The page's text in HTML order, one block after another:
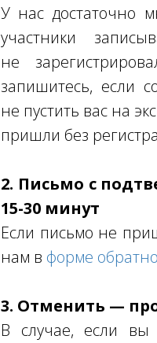
У нас достаточно
участники
не
запишитесь, если
не пустить вас на
пришли без
2. Письмо с
15-30 минут
Если письмо не
нам в форме
3. Отменить —
В случае, если вы